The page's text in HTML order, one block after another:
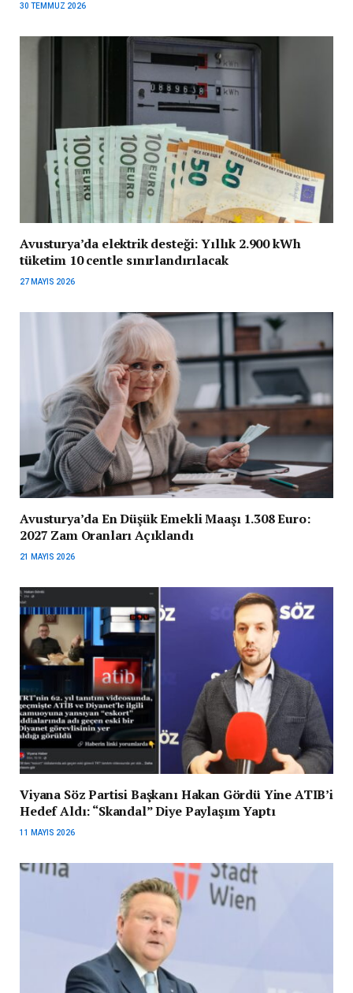
30 TEMMUZ 2026
Avusturya’da elektrik desteği: Yıllık 2.900 kWh
tüketim 10 centle sınırlandırılacak
27 MAYIS 2026
Avusturya’da En Düşük Emekli Maaşı 1.308 Euro:
2027 Zam Oranları Açıklandı
21 MAYIS 2026
Viyana Söz Partisi Başkanı Hakan Gördü Yine ATIB’i
Hedef Aldı: “Skandal” Diye Paylaşım Yaptı
11 MAYIS 2026